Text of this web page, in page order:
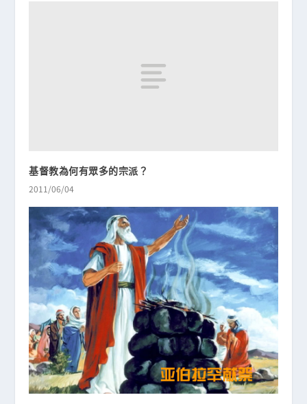
基督教為何有眾多的宗派？
2011/06/04